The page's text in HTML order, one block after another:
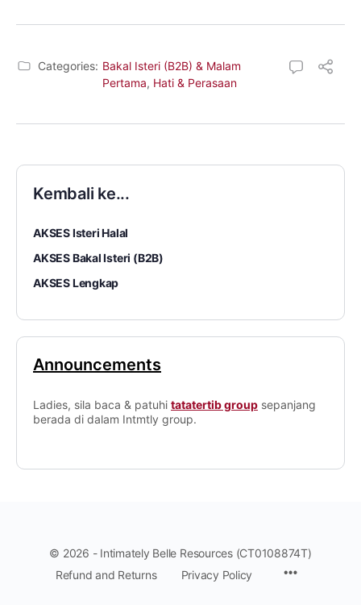
Categories: Bakal Isteri (B2B) & Malam
Pertama, Hati & Perasaan
Kembali ke...
AKSES Isteri Halal
AKSES Bakal Isteri (B2B)
AKSES Lengkap
Announcements
Ladies, sila baca & patuhi tatatertib group sepanjang
berada di dalam Intmtly group.
© 2026 - Intimately Belle Resources (CT0108874T)
Refund and Returns
Privacy Policy